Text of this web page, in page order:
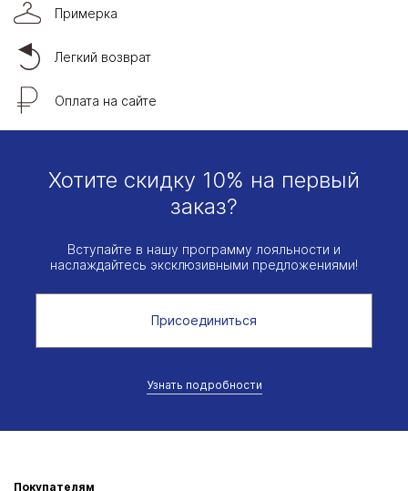
Примерка
Легкий возврат
Оплата на сайте
Хотите скидку 10% на первый
заказ?
Вступайте в нашу программу лояльности и
наслаждайтесь эксклюзивными предложениями!
Присоединиться
Узнать подробности
Покупателям